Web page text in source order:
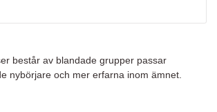
består av blandade grupper passar
nybörjare och mer erfarna inom ämnet.